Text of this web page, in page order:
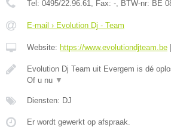
Tel: 0495/22.96.61 , Fax: - , BTW-nr: BE
E-mail › Evolution Dj - Team
Website: https://www.evolutiondjteam.be
Evolution Dj Team uit Evergem is dé
Of u nu ▼
Diensten: DJ
Er wordt gewerkt op afspraak.